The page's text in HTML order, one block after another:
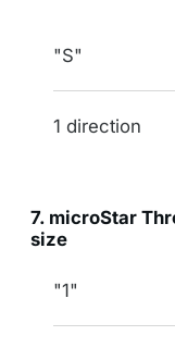
"S"
1 direction
7. microStar
size
indication
"1"